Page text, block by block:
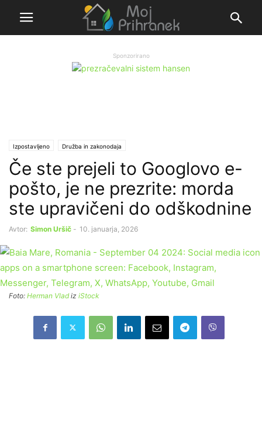
Sponzorirano
Izpostavljeno Družba in zakonodaja
Če ste prejeli to Googlovo e-
pošto, je ne prezrite: morda
ste upravičeni do odškodnine
Avtor: Simon Uršič - 10. januarja, 2026
Foto: Herman Vladiz iStock